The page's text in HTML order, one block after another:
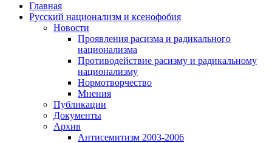
Главная
Русский национализм и ксенофобия
Новости
Проявления расизма и радикального
национализма
Противодействие расизму и радикальному
национализму
Нормотворчество
Мнения
Публикации
Документы
Архив
Антисемитизм 2003-2006